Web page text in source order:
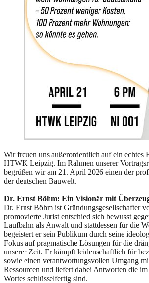
Wir freuen uns außerordentlich auf ein echtes
HTWK Leipzig. Im Rahmen unserer
begrüßen wir am 21. April 2026 einen der
der deutschen Bauwelt.
Dr. Ernst Böhm: Ein Visionär mit
Dr. Ernst Böhm ist Gründungsgesellschafter
promovierte Jurist entschied sich bewusst
Laufbahn als Anwalt und stattdessen für die
begeistert er sein Publikum durch seine
Fokus auf pragmatische Lösungen für die
unserer Zeit. Er kämpft leidenschaftlich für
sowie einen verantwortungsvollen Umgang
Ressourcen und liefert dabei Antworten die im
Wortes schlüsselfertig sind.